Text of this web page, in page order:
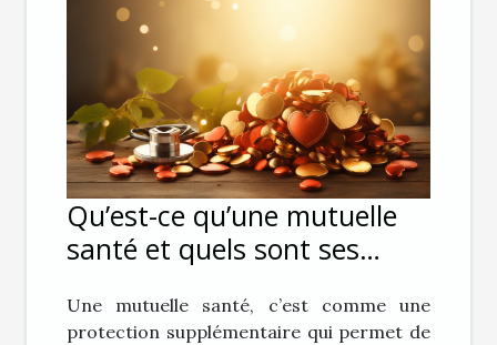
Qu’est-ce qu’une mutuelle
santé et quels sont ses
Une mutuelle santé, c’est comme une
protection supplémentaire qui permet de